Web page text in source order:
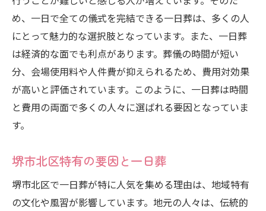
め、一日で全ての儀式を完結できる一日葬は、多くの人
にとって魅力的な選択肢となっています。また、一日葬
は経済的な面でも利点があります。葬儀の時間が短い
分、会場使用料や人件費が抑えられるため、費用対効果
が高いと評価されています。このように、一日葬は時間
と費用の両面で多くの人々に選ばれる要因となっていま
す。
堺市北区特有の要因と一日葬
堺市北区で一日葬が特に人気を集める理由は、地域特有
の文化や風習が影響しています。地元の人々は、伝統的